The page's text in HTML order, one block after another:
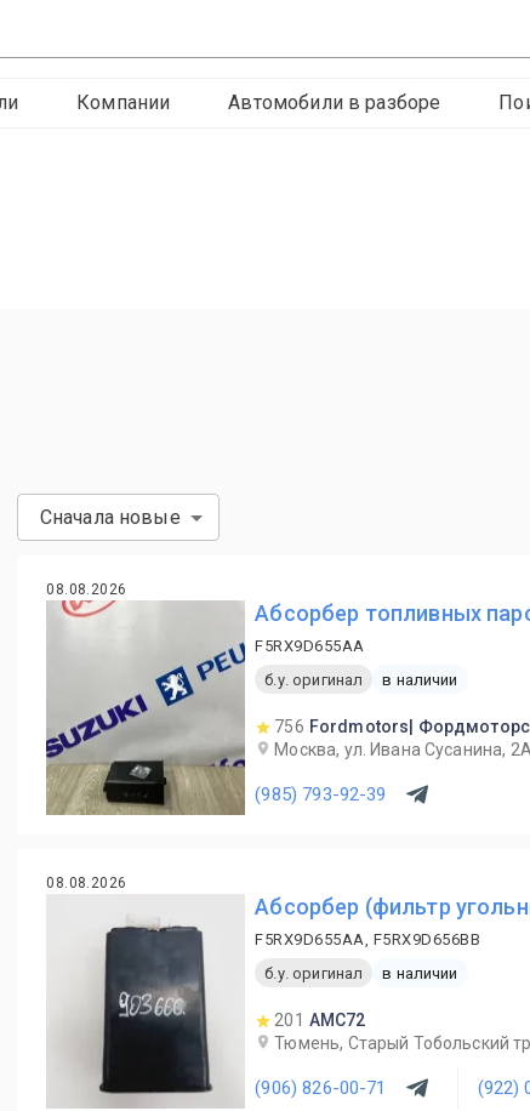
Компании Автомобили в разборе
Сначала новые
08.08.2026
Абсорбер топливных
F5RX9D655AA
б.у. оригинал
в наличии
756 Fordmotors| Фордмоторс
Москва, ул. Ивана Сусанина,
(985) 793-92-39
08.08.2026
Абсорбер (фильтр
F5RX9D655AA, F5RX9D656BB
б.у. оригинал
в наличии
201 AMC72
Тюмень, Старый Тобольский
(906) 826-00-71 (922)